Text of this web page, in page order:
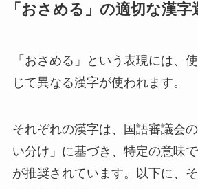
「おさめる」の適切な漢字
「おさめる」という表現には、
じて異なる漢字が使われます。
それぞれの漢字は、国語審議会
い分け」に基づき、特定の意味
が推奨されています。以下に、